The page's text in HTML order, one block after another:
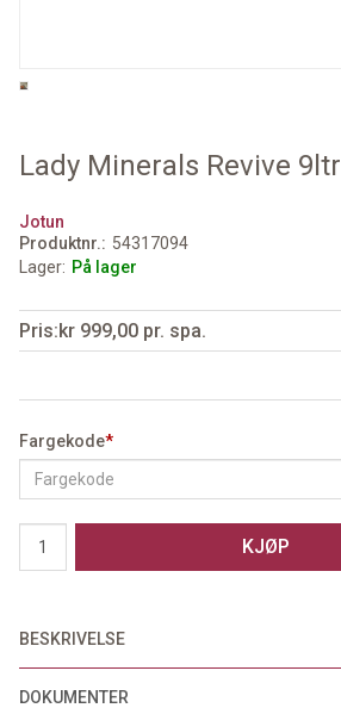
Lady Minerals Revive 9ltr
Jotun
Produktnr.
54317094
Lager
På lager
Pris kr 999,00 pr. spa.
Fargekode*
KJØP
BESKRIVELSE
DOKUMENTER